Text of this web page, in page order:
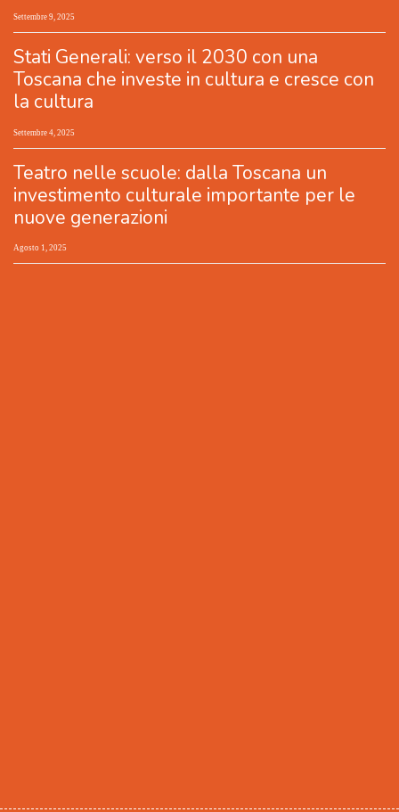
Settembre 9, 2025
Stati Generali: verso il 2030 con una
Toscana che investe in cultura e cresce con
la cultura
Settembre 4, 2025
Teatro nelle scuole: dalla Toscana un
investimento culturale importante per le
nuove generazioni
Agosto 1, 2025